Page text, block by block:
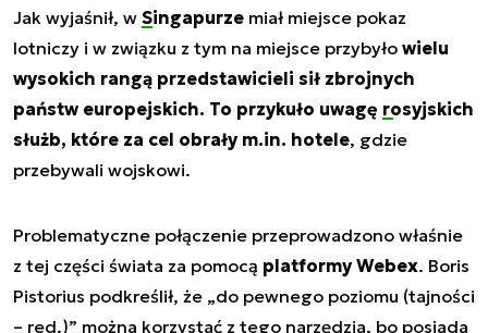
Jak wyjaśnił, w Singapurze miał miejsce pokaz
lotniczy i w związku z tym na miejsce przybyło wielu
wysokich rangą przedstawicieli sił zbrojnych
państw europejskich. To przykuło uwagę rosyjskich
służb, które za cel obrały m.in. hotele, gdzie
przebywali wojskowi.
Problematyczne połączenie przeprowadzono właśnie
z tej części świata za pomocą platformy Webex. Boris
Pistorius podkreślił, że „do pewnego poziomu (tajności
– red.)” można korzystać z tego narzędzia, bo posiada